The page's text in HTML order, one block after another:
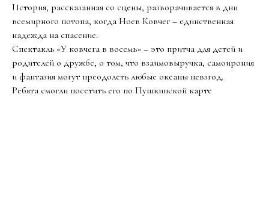
История, рассказанная со сцены, разворачивается в дни
всемирного потопа, когда Ноев Ковчег – единственная
надежда на спасение.
Спектакль «У ковчега в восемь» – это притча для детей и
родителей о дружбе, о том, что взаимовыручка, самоирония
и фантазия могут преодолеть любые океаны невзгод.
Ребята смогли посетить его по Пушкинской карте